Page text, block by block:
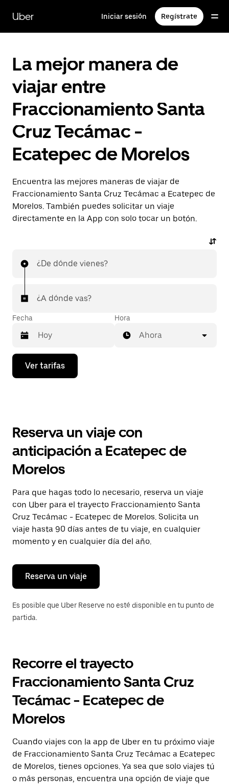
contenido
principal
Uber Iniciar sesión Regístrate
La mejor manera de
viajar entre
Fraccionamiento Santa
Cruz Tecámac -
Ecatepec de Morelos
Encuentra las mejores maneras de viajar de
Fraccionamiento Santa Cruz Tecámac a Ecatepec de
Morelos. También puedes solicitar un viaje
directamente en la App con solo tocar un botón.
¿De dónde vienes?
¿A dónde vas?
Fecha
Presiona
flecha
el
y
selecciona
una
Presiona
la
tecla Esc
para
cerrar
el
calendario.
Hora
Ahora
Ver tarifas
Reserva un viaje con
anticipación a Ecatepec de
Morelos
Para que hagas todo lo necesario, reserva un viaje
con Uber para el trayecto Fraccionamiento Santa
Cruz Tecámac - Ecatepec de Morelos. Solicita un
viaje hasta 90 días antes de tu viaje, en cualquier
momento y en cualquier día del año.
Reserva un viaje
Es posible que Uber Reserve no esté disponible en tu punto de
partida.
Recorre el trayecto
Fraccionamiento Santa Cruz
Tecámac - Ecatepec de
Morelos
Cuando viajes con la app de Uber en tu próximo viaje
de Fraccionamiento Santa Cruz Tecámac a Ecatepec
de Morelos, tienes opciones. Ya sea que solo viajes tú
o más personas, encuentra una opción de viaje que